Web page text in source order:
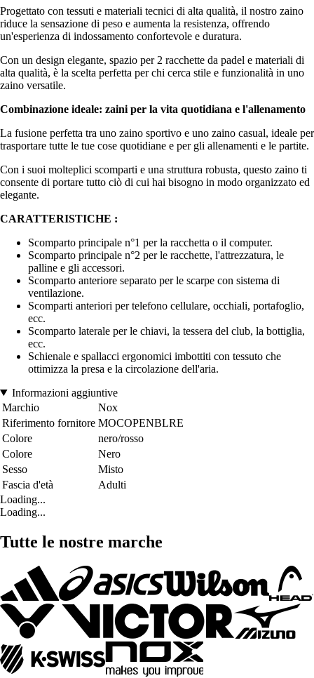
Progettato con tessuti e materiali tecnici di alta qualità, il nostro zaino
riduce la sensazione di peso e aumenta la resistenza, offrendo
un'esperienza di indossamento confortevole e duratura.
Con un design elegante, spazio per 2 racchette da padel e materiali di
alta qualità, è la scelta perfetta per chi cerca stile e funzionalità in uno
zaino versatile.
Combinazione ideale: zaini per la vita quotidiana e l'allenamento
La fusione perfetta tra uno zaino sportivo e uno zaino casual, ideale per
trasportare tutte le tue cose quotidiane e per gli allenamenti e le partite.
Con i suoi molteplici scomparti e una struttura robusta, questo zaino ti
consente di portare tutto ciò di cui hai bisogno in modo organizzato ed
elegante.
CARATTERISTICHE :
Scomparto principale n°1 per la racchetta o il computer.
Scomparto principale n°2 per le racchette, l'attrezzatura, le
palline e gli accessori.
Scomparto anteriore separato per le scarpe con sistema di
ventilazione.
Scomparti anteriori per telefono cellulare, occhiali, portafoglio,
ecc.
Scomparto laterale per le chiavi, la tessera del club, la bottiglia,
ecc.
Schienale e spallacci ergonomici imbottiti con tessuto che
ottimizza la presa e la circolazione dell'aria.
Informazioni aggiuntive
Marchio
Nox
Riferimento fornitore MOCOPENBLRE
Colore
nero/rosso
Colore
Nero
Sesso
Misto
Fascia d'età
Adulti
Loading...
Loading...
Tutte le nostre marche